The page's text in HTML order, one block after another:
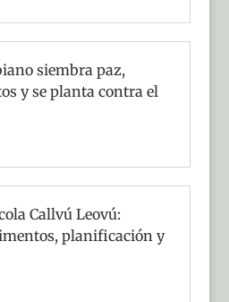
siembra paz,
y se planta contra el
Callvú Leovú:
planificación y